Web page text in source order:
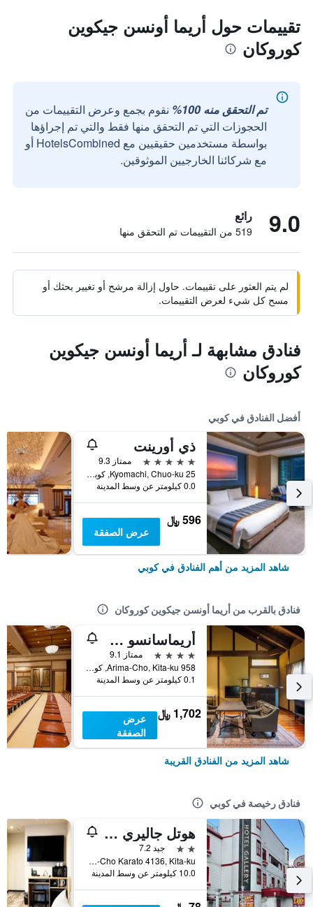
تقييمات حول أريما أونسن جيكوين
كوروكان
تم التحقق منه 100%
نقوم بجمع وعرض التقييمات من
الحجوزات التي تم التحقق منها فقط والتي تم إجراؤها
بواسطة مستخدمين حقيقيين مع HotelsCombined أو
مع شركائنا الخارجيين الموثوقين.
9.0 رائع
519 من التقييمات تم التحقق منها
لم يتم العثور على تقييمات. حاول إزالة مرشح أو تغيير بحثك أو
مسح كل شيء لعرض التقييمات.
فنادق مشابهة لـ أريما أونسن جيكوين
كوروكان
أفضل الفنادق في كوبي
ذي أورينت
5 نجوم
ممتاز 9.3
25 Kyomachi, Chuo-ku, كوبي, اليابان
0.0 كيلومتر عن وسط المدينة
596 ﷼
عرض الصفقة
شاهد المزيد من أهم الفنادق في كوبي
فنادق بالقرب من أريما أونسن جيكوين كوروكان
أريماسانسو جوشو بيشو
4 نجوم
ممتاز 9.1
958 Arima-Cho, Kita-ku, كوبي, اليابان
0.1 كيلومتر عن وسط المدينة
1,702 ﷼
عرض
الصفقة
شاهد المزيد من الفنادق القريبة
فنادق رخيصة في كوبي
هوتل جاليري - لبالغيس فقط
2 نجمتين
جيد 7.2
Arino-Cho Karato 4136, Kita-ku, كوبي, اليابان
10.0 كيلومتر عن وسط المدينة